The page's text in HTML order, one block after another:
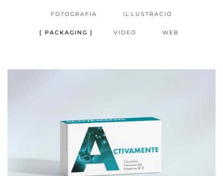
FOTOGRAFIA IL·LUSTRACIÓ
PACKAGING VIDEO WEB